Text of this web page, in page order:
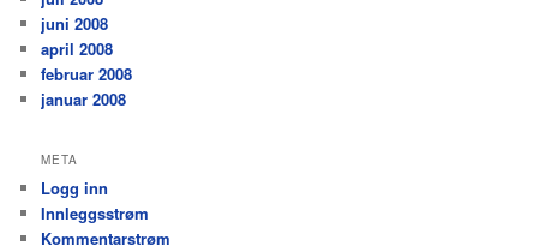
juni 2008
april 2008
februar 2008
januar 2008
META
Logg inn
Innleggsstrøm
Kommentarstrøm